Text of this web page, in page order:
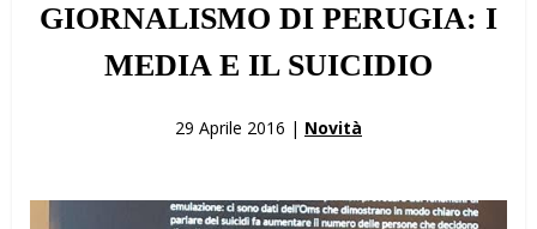
GIORNALISMO DI PERUGIA: I
MEDIA E IL SUICIDIO
29 Aprile 2016 | Novità